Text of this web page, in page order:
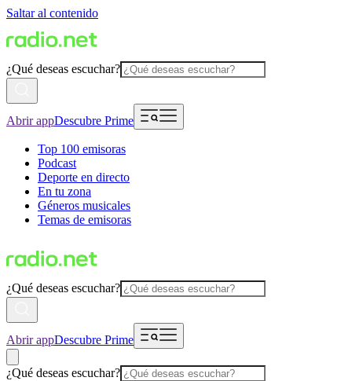
Saltar al contenido
¿Qué deseas escuchar?
Abrir appDescubre Prime
Top 100 emisoras
Podcast
Deporte en directo
En tu zona
Géneros musicales
Temas de emisoras
¿Qué deseas escuchar?
Abrir appDescubre Prime
¿Qué deseas escuchar?